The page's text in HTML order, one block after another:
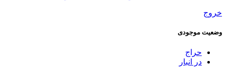
خروج
وضعیت موجودی
حراج
در انبار